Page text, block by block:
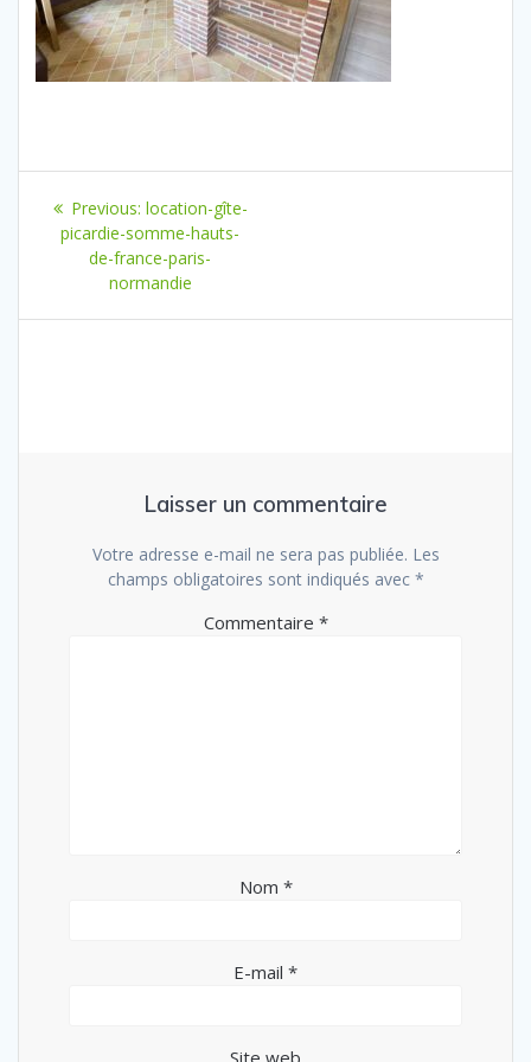
Navigation
l’article
Previous: Previous
post:
location-gîte-
picardie-somme-hauts-
de-france-paris-
normandie
Laisser un commentaire
Votre adresse e-mail ne sera pas publiée. Les
champs obligatoires sont indiqués avec *
Commentaire *
Nom *
E-mail *